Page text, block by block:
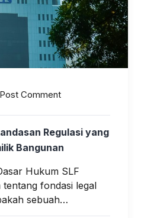
Post Comment
Regulasi yang
Bangunan
Hukum SLF
fondasi legal
sebuah…